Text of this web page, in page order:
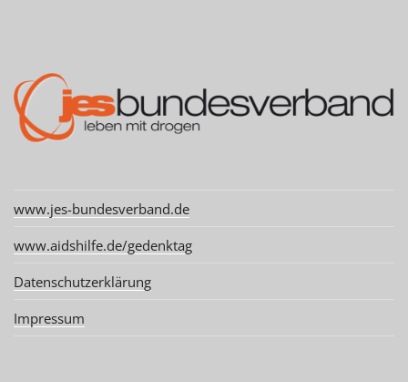
www.jes-bundesverband.de
www.aidshilfe.de/gedenktag
Datenschutzerklärung
Impressum